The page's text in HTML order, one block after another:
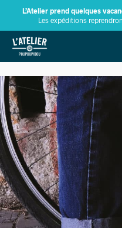
L’Atelier prend quelques
Les expéditions